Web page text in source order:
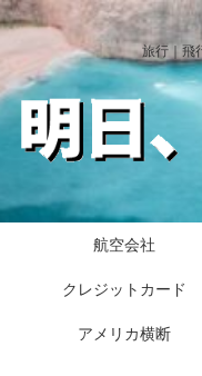
旅行｜飛
航空会社
クレジットカード
アメリカ横断